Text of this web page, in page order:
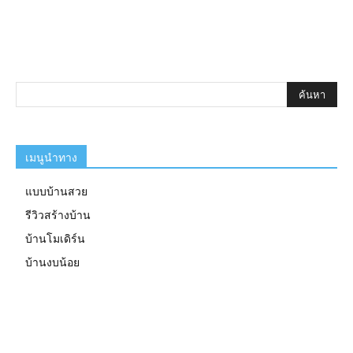
เมนูนำทาง
แบบบ้านสวย
รีวิวสร้างบ้าน
บ้านโมเดิร์น
บ้านงบน้อย